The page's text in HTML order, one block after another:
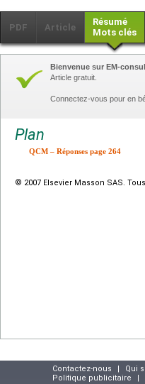
PDF Article
Résumé
Mots clés
Bienvenue sur EM-
Article gratuit.
Connectez-vous pour en
Plan
QCM – Réponses page 264
© 2007 Elsevier Masson SAS.
Contactez-nous | Qui
Politique publicitaire
|